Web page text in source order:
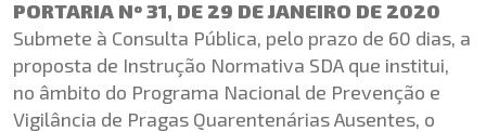
PORTARIA Nº 31, DE 29 DE JANEIRO DE 2020
Submete à Consulta Pública, pelo prazo de 60 dias, a
proposta de Instrução Normativa SDA que institui,
no âmbito do Programa Nacional de Prevenção e
Vigilância de Pragas Quarentenárias Ausentes, o